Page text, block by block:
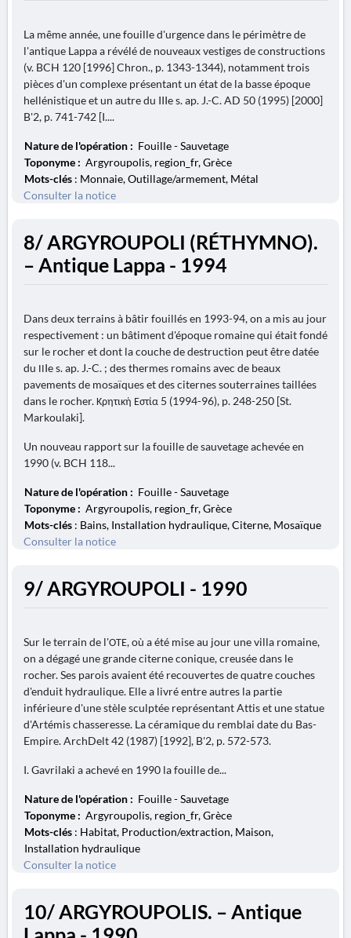
La même année, une fouille d'urgence dans le périmètre de
l'antique Lappa a révélé de nouveaux vestiges de constructions
(v. BCH 120 [1996] Chron., p. 1343-1344), notamment trois
pièces d'un complexe présentant un état de la basse époque
hellénistique et un autre du IIIe s. ap. J.-C. AD 50 (1995) [2000]
B'2, p. 741-742 [I....
Nature de l'opération : Fouille - Sauvetage
Toponyme : Argyroupolis, region_fr, Grèce
Mots-clés : Monnaie, Outillage/armement, Métal
Consulter la notice
8/ ARGYROUPOLI (RÉTHYMNO).
– Antique Lappa - 1994
Dans deux terrains à bâtir fouillés en 1993-94, on a mis au jour
respectivement : un bâtiment d'époque romaine qui était fondé
sur le rocher et dont la couche de destruction peut être datée
du ΙΙIe s. ap. J.-C. ; des thermes romains avec de beaux
pavements de mosaïques et des citernes souterraines taillées
dans le rocher. Κρητική Εστία 5 (1994-96), p. 248-250 [St.
Markoulaki].
Un nouveau rapport sur la fouille de sauvetage achevée en
1990 (v. BCH 118...
Nature de l'opération : Fouille - Sauvetage
Toponyme : Argyroupolis, region_fr, Grèce
Mots-clés : Bains, Installation hydraulique, Citerne, Mosaïque
Consulter la notice
9/ ARGYROUPOLI - 1990
Sur le terrain de l'ΟΤΕ, où a été mise au jour une villa romaine,
on a dégagé une grande citerne conique, creusée dans le
rocher. Ses parois avaient été recouvertes de quatre couches
d'enduit hydraulique. Elle a livré entre autres la partie
inférieure d'une stèle sculptée représentant Attis et une statue
d'Artémis chasseresse. La céramique du remblai date du Bas-
Empire. ArchDelt 42 (1987) [1992], B'2, p. 572-573.
I. Gavrilaki a achevé en 1990 la fouille de...
Nature de l'opération : Fouille - Sauvetage
Toponyme : Argyroupolis, region_fr, Grèce
Mots-clés : Habitat, Production/extraction, Maison,
Installation hydraulique
Consulter la notice
10/ ARGYROUPOLIS. – Antique